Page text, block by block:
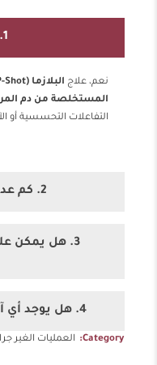
1. هل علاج البلازما آمن؟
نعم، علاج البلازما (P-Shot)
المستخلصة من دم
التفاعلات التحسسية أو
2. كم عدد الجلسات المطلوبة؟
3. هل يمكن
4. هل يوجد أي آثار جانبية لهذا العلاج؟
Category العمليات الغير